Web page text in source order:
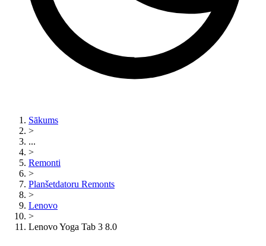
Sākums
>
...
>
Remonti
>
Planšetdatoru Remonts
>
Lenovo
>
Lenovo Yoga Tab 3 8.0